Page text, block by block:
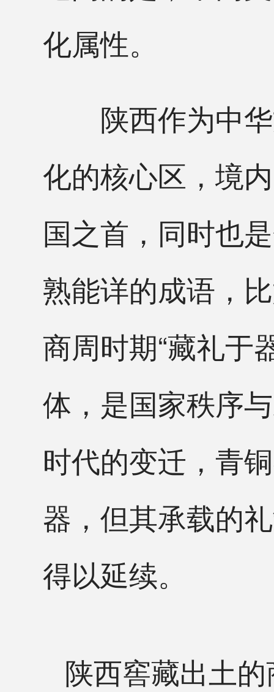
化属性。
陕西作为中华
化的核心区，境
国之首，同时也
熟能详的成语，
商周时期“藏礼于
体，是国家秩序
时代的变迁，青
器，但其承载的
得以延续。
陕西窖藏出土